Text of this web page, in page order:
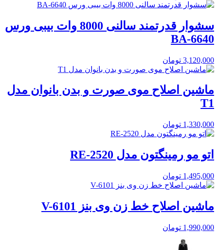
سشوار قدرتمند سالنی 8000 وات بیبی ورس
BA-6640
3,120,000 تومان
ماشین اصلاح موی صورت و بدن بانوان مدل
T1
1,330,000 تومان
اتو مو رمینگتون مدل RE-2520
1,495,000 تومان
ماشین اصلاح خط زن وی بنز V-6101
1,990,000 تومان